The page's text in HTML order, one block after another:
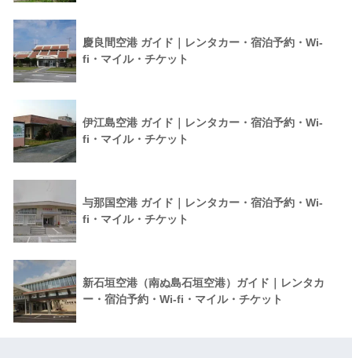
慶良間空港 ガイド｜レンタカー・宿泊予約・Wi-
fi・マイル・チケット
伊江島空港 ガイド｜レンタカー・宿泊予約・Wi-
fi・マイル・チケット
与那国空港 ガイド｜レンタカー・宿泊予約・Wi-
fi・マイル・チケット
新石垣空港（南ぬ島石垣空港）ガイド｜レンタカ
ー・宿泊予約・Wi-fi・マイル・チケット